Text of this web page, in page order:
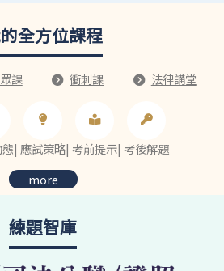
全方位課程
課 衝刺課 法律講堂
| 應試策略| 考前提示| 考後解題
more
練題智庫